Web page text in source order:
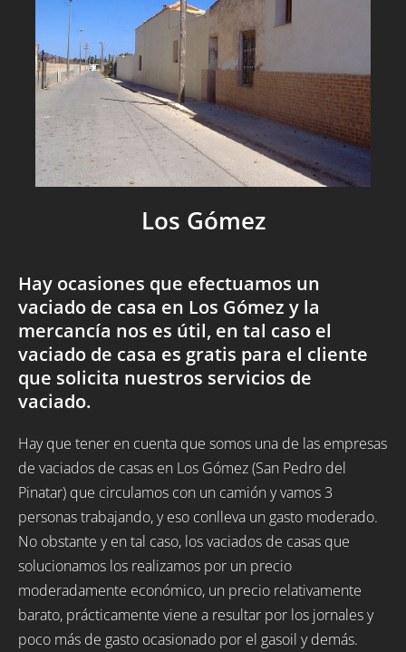
Los Gómez
Hay ocasiones que efectuamos un
vaciado de casa en Los Gómez y la
mercancía nos es útil, en tal caso el
vaciado de casa es gratis para el cliente
que solicita nuestros servicios de
vaciado.
Hay que tener en cuenta que somos una de las empresas
de vaciados de casas en Los Gómez (San Pedro del
Pinatar) que circulamos con un camión y vamos 3
personas trabajando, y eso conlleva un gasto moderado.
No obstante y en tal caso, los vaciados de casas que
solucionamos los realizamos por un precio
moderadamente económico, un precio relativamente
barato, prácticamente viene a resultar por los jornales y
poco más de gasto ocasionado por el gasoil y demás.